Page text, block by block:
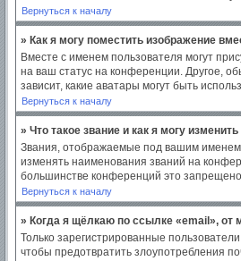
Вернуться к началу
» Как я могу поместить изображение
Вместе с именем пользователя могут
на ваш статус на конференции. Другое,
зависит, какие аватары могут быть
Вернуться к началу
» Что такое звание и как я могу изменить
Звания, отображаемые под вашим
изменять наименования званий на
большинстве конференций это
Вернуться к началу
» Когда я щёлкаю по ссылке «email», от
Только зарегистрированные
чтобы предотвратить злоупотребления